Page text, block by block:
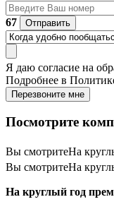
67
Отправить
Я даю согласие на
Подробнее в
Перезвоните мне
Посмотрите
Вы смотритеНа
Вы смотритеНа
На круглый год